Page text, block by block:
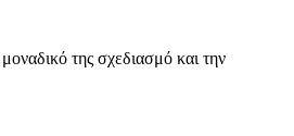
της σχεδιασμό και την